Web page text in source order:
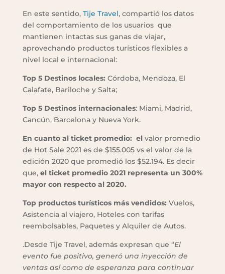
En este sentido, Tije Travel, compartió los datos
del comportamiento de los usuarios que
mantienen intactas sus ganas de viajar,
aprovechando productos turísticos flexibles a
nivel local e internacional:
Top 5 Destinos locales: Córdoba, Mendoza, El
Calafate, Bariloche y Salta;
Top 5 Destinos internacionales: Miami, Madrid,
Cancún, Barcelona y Nueva York.
En cuanto al ticket promedio: el valor promedio
de Hot Sale 2021 es de $155.005 vs el valor de la
edición 2020 que promedió los $52.194. Es decir
que,el ticket promedio 2021 representa un 300%
mayor con respecto al 2020.
Top productos turísticos más vendidos: Vuelos,
Asistencia al viajero, Hoteles con tarifas
reembolsables, Paquetes y Alquiler de Autos.
.Desde Tije Travel, además expresan que “El
evento fue positivo, generó una inyección de
ventas así como de esperanza para continuar